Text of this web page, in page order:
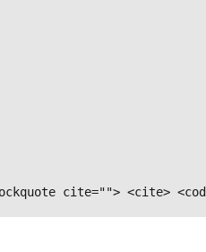
cite=""> <cite>